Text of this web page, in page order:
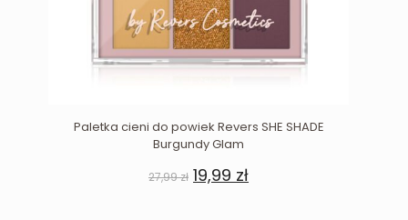
Paletka cieni do powiek Revers SHE SHADE
Burgundy Glam
27,99zł Pierwotna
cena
19,99 złAktualna